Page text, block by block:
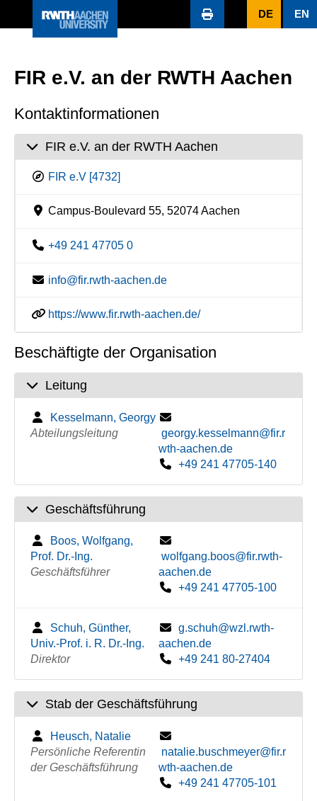
DE EN
FIR e.V. an der RWTH Aachen
Kontaktinformationen
FIR e.V. an der RWTH Aachen
FIR e.V [4732]
Campus-Boulevard 55, 52074 Aachen
+49 241 47705 0
info@fir.rwth-aachen.de
https://www.fir.rwth-aachen.de/
Beschäftigte der Organisation
Leitung
Kesselmann, Georgy
Abteilungsleitung
georgy.kesselmann@fir.r
wth-aachen.de
+49 241 47705-140
Geschäftsführung
Boos, Wolfgang,
Prof. Dr.-Ing.
Geschäftsführer
wolfgang.boos@fir.rwth-
aachen.de
+49 241 47705-100
Schuh, Günther,
Univ.-Prof. i. R. Dr.-Ing.
Direktor
g.schuh@wzl.rwth-
aachen.de
+49 241 80-27404
Stab der Geschäftsführung
Heusch, Natalie
Persönliche Referentin
der Geschäftsführung
natalie.buschmeyer@fir.r
wth-aachen.de
+49 241 47705-101